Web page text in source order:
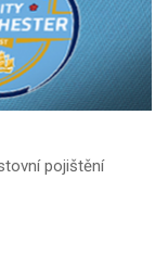
pojištění